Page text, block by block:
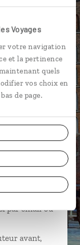
Voyages
votre navigation
et la pertinence
quels
vos choix en
de page.
à nos
au plus
du pays.
nos studios
par email ou
avant,